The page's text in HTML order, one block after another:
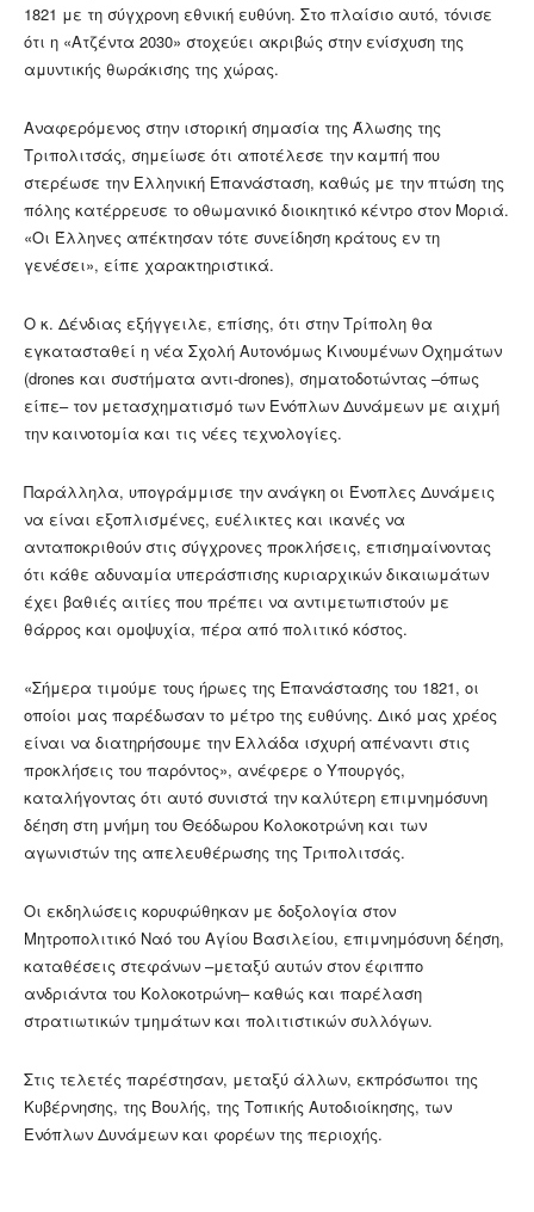
1821 με τη σύγχρονη εθνική ευθύνη. Στο πλαίσιο αυτό, τόνισε
ότι η «Ατζέντα 2030» στοχεύει ακριβώς στην ενίσχυση της
αμυντικής θωράκισης της χώρας.
Αναφερόμενος στην ιστορική σημασία της Άλωσης της
Τριπολιτσάς, σημείωσε ότι αποτέλεσε την καμπή που
στερέωσε την Ελληνική Επανάσταση, καθώς με την πτώση της
πόλης κατέρρευσε το οθωμανικό διοικητικό κέντρο στον Μοριά.
«Οι Έλληνες απέκτησαν τότε συνείδηση κράτους εν τη
γενέσει», είπε χαρακτηριστικά.
Ο κ. Δένδιας εξήγγειλε, επίσης, ότι στην Τρίπολη θα
εγκατασταθεί η νέα Σχολή Αυτονόμως Κινουμένων Οχημάτων
(drones και συστήματα αντι-drones), σηματοδοτώντας –όπως
είπε– τον μετασχηματισμό των Ενόπλων Δυνάμεων με αιχμή
την καινοτομία και τις νέες τεχνολογίες.
Παράλληλα, υπογράμμισε την ανάγκη οι Ένοπλες Δυνάμεις
να είναι εξοπλισμένες, ευέλικτες και ικανές να
ανταποκριθούν στις σύγχρονες προκλήσεις, επισημαίνοντας
ότι κάθε αδυναμία υπεράσπισης κυριαρχικών δικαιωμάτων
έχει βαθιές αιτίες που πρέπει να αντιμετωπιστούν με
θάρρος και ομοψυχία, πέρα από πολιτικό κόστος.
«Σήμερα τιμούμε τους ήρωες της Επανάστασης του 1821, οι
οποίοι μας παρέδωσαν το μέτρο της ευθύνης. Δικό μας χρέος
είναι να διατηρήσουμε την Ελλάδα ισχυρή απέναντι στις
προκλήσεις του παρόντος», ανέφερε ο Υπουργός,
καταλήγοντας ότι αυτό συνιστά την καλύτερη επιμνημόσυνη
δέηση στη μνήμη του Θεόδωρου Κολοκοτρώνη και των
αγωνιστών της απελευθέρωσης της Τριπολιτσάς.
Οι εκδηλώσεις κορυφώθηκαν με δοξολογία στον
Μητροπολιτικό Ναό του Αγίου Βασιλείου, επιμνημόσυνη δέηση,
καταθέσεις στεφάνων –μεταξύ αυτών στον έφιππο
ανδριάντα του Κολοκοτρώνη– καθώς και παρέλαση
στρατιωτικών τμημάτων και πολιτιστικών συλλόγων.
Στις τελετές παρέστησαν, μεταξύ άλλων, εκπρόσωποι της
Κυβέρνησης, της Βουλής, της Τοπικής Αυτοδιοίκησης, των
Ενόπλων Δυνάμεων και φορέων της περιοχής.